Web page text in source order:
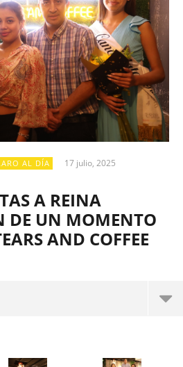
AL DÍA
17 julio, 2025
A REINA
DE UN MOMENTO
AND COFFEE